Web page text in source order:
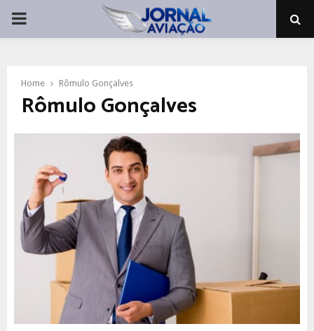
PRIMARY
Home Rômulo Gonçalves
Rômulo Gonçalves